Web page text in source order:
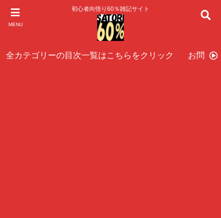
MENU
初心者向悟り60％雑記サイト
全カテゴリーの目次一覧はこちらをクリック お問い